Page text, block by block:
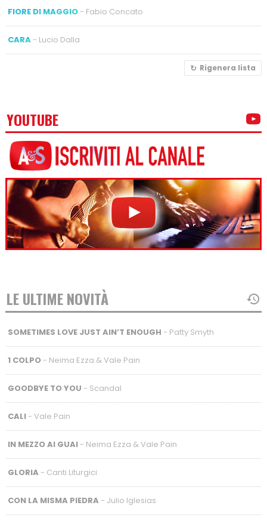
FIORE DI MAGGIO- Fabio Concato
CARA- Lucio Dalla
Rigenera lista
YOUTUBE
LE ULTIME NOVITÀ
SOMETIMES LOVE JUST AIN’T ENOUGH - Patty Smyth
1 COLPO- Neima Ezza & Vale Pain
GOODBYE TO YOU - Scandal
CALI- Vale Pain
IN MEZZO AI GUAI- Neima Ezza & Vale Pain
GLORIA - Canti Liturgici
CON LA MISMA PIEDRA - Julio Iglesias